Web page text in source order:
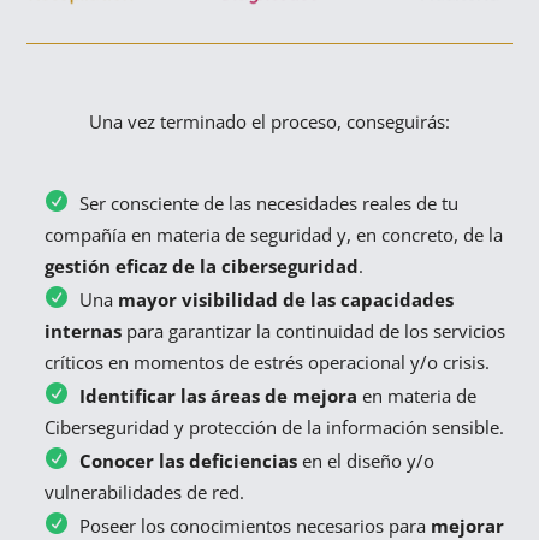
Una vez terminado el proceso, conseguirás:
Ser consciente de las necesidades reales de tu
compañía en materia de seguridad y, en concreto, de la
gestión eficaz de la ciberseguridad.
Una mayor visibilidad de las capacidades
internas para garantizar la continuidad de los servicios
críticos en momentos de estrés operacional y/o crisis.
Identificar las áreas de mejora en materia de
Ciberseguridad y protección de la información sensible.
Conocer las deficiencias en el diseño y/o
vulnerabilidades de red.
Poseer los conocimientos necesarios para mejorar